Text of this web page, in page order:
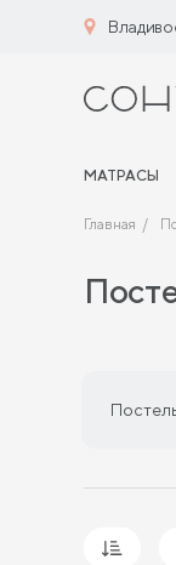
МАТРАСЫ
Главная